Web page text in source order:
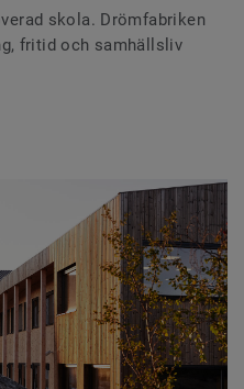
skola. Drömfabriken
fritid och samhällsliv